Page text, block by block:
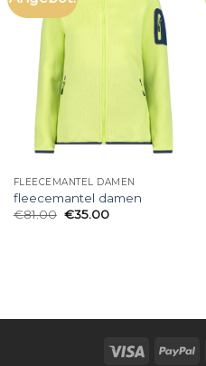
FLEECEMANTEL DAMEN
fleecemantel damen
€81.00 €35.00